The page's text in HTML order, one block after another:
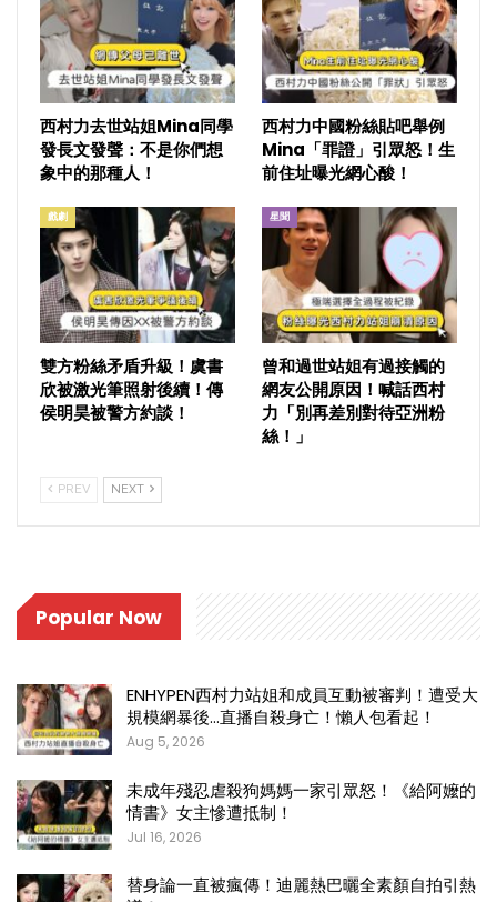
西村力去世站姐Mina同學
發長文發聲：不是你們想
象中的那種人！
西村力中國粉絲貼吧舉例
Mina「罪證」引眾怒！生
前住址曝光網心酸！
戲劇
雙方粉絲矛盾升級！虞書
欣被激光筆照射後續！傳
侯明昊被警方約談！
星聞
曾和過世站姐有過接觸的
網友公開原因！喊話西村
力「別再差別對待亞洲粉
絲！」
PREV NEXT
Popular Now
ENHYPEN西村力站姐和成員互動被審判！遭受大
規模網暴後…直播自殺身亡！懶人包看起！
Aug 5, 2026
未成年殘忍虐殺狗媽媽一家引眾怒！《給阿嬤的
情書》女主慘遭抵制！
Jul 16, 2026
替身論一直被瘋傳！迪麗熱巴曬全素顏自拍引熱